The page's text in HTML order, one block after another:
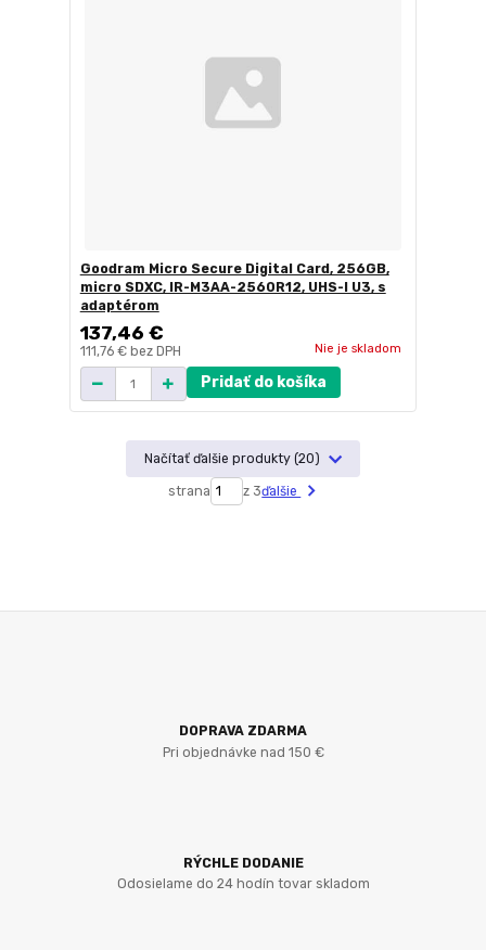
Goodram Micro Secure Digital Card, 256GB,
micro SDXC, IR-M3AA-2560R12, UHS-I U3, s
adaptérom
137,46 €
111,76 € bez DPH Nie je skladom
Pridať do košíka
Načítať ďalšie produkty (20)
strana z 3ďalšie
DOPRAVA ZDARMA
Pri objednávke nad 150 €
RÝCHLE DODANIE
Odosielame do 24 hodín tovar skladom